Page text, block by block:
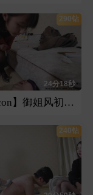
290钻
24分18秒
【婉慈Icon】御姐风初九黑丝来袭
240钻